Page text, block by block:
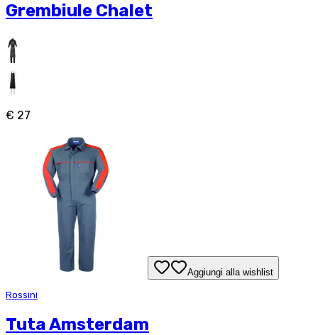
Grembiule Chalet
€ 27
Aggiungi alla wishlist
Rossini
Tuta Amsterdam